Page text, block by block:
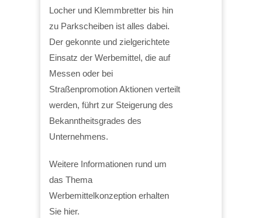
Locher und Klemmbretter bis hin
zu Parkscheiben ist alles dabei.
Der gekonnte und zielgerichtete
Einsatz der Werbemittel, die auf
Messen oder bei
Straßenpromotion Aktionen verteilt
werden, führt zur Steigerung des
Bekanntheitsgrades des
Unternehmens.
Weitere Informationen rund um
das Thema
Werbemittelkonzeption erhalten
Sie hier.